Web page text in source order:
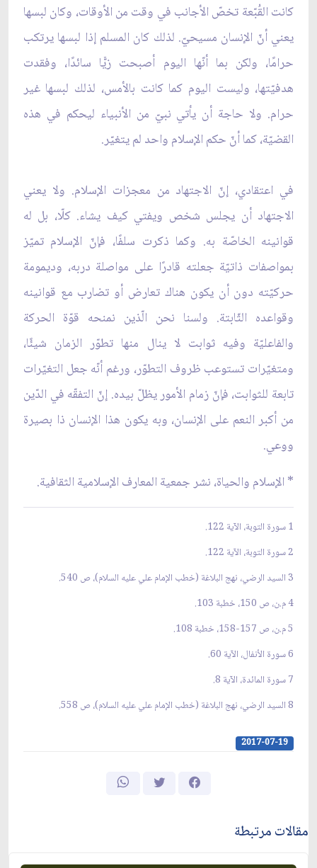
كانت القُبّعة تخصّ الأجانب في وقت من الأوقات، وكان لبسها
يعني أنّ الإنسان مسيحيّ. لذلك كان المسلم إذا لبسها يرتكب
حرامًا، ولكن بما أنّها اليوم أصبحت زيًّا سائدًا، وفقدت
هدفيّتها، وليست اليوم كما كانت بالأمس، لذلك لبسها غير
حرام. ولا حاجة أن يأتي نبيّ من الأنبياء ليحكم في هذه
القضيّة، كما أنّ حكم الإسلام واحد لم يتغيّر.
في اعتقادي، إنّ الاجتهاد من معجزات الإسلام. ولا يعني
الاجتهاد أن يجلس شخص ويفتي كيف يشاء. كلّا، بل له
قوانينه الخاصّة به. وكما ذكرت سلفًا، فإنّ الإسلام تميّز
بمواصفات ذاتيّة جعلته قادرًا على مواصلة دربه، وديمومة
حركيّته دون أن يكون هناك تعارض أو تضارب مع قوانينه
وقواعده الثّابتة. ولسنا نحن الّذين نمنحه قوّة الحركة
والفاعليّة وفيه ثوابت لا ينال منها تطوّر الزمان شيئًا،
ومتغيّرات تستوعب ظروف التطوّر، ورغم أنّه جعل التغيّرات
تابعة للثوابت، فإنّ زمام الأمور يظلّ بيده. إنّ التفقّه في الدّين
من أكبر النعم على الإنسان، وبه يكون هذا الإنسان ذا بصيرة
ووعي.
* الإسلام والحياة، نشر جمعية المعارف الإسلامية الثقافية.
1 سورة التوبة، الآية 122.
2 سورة التوبة، الآية 122.
3 السيد الرضي، نهج البلاغة (خطب الإمام علي عليه السلام)، ص 540.
4 م.ن، ص 150، خطبة 103.
5 م.ن، ص 157-158، خطبة 108.
6 سورة الأنفال، الآية 60.
7 سورة المائدة، الآية 8.
8 السيد الرضي، نهج البلاغة (خطب الإمام علي عليه السلام)، ص 558.
2017-07-19
مقالات مرتبطة